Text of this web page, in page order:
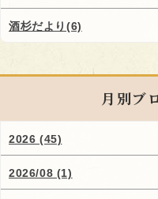
酒杉だより(6)
月別ブ
2026 (45)
2026/08 (1)